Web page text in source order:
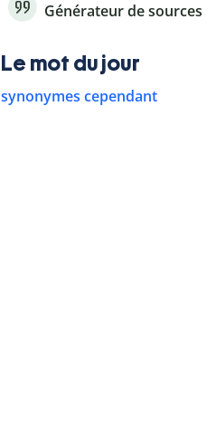
Générateur de sources
Le mot du jour
synonymes cependant